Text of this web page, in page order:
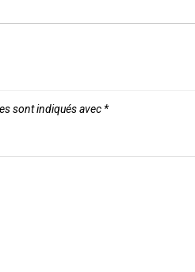
sont indiqués avec *